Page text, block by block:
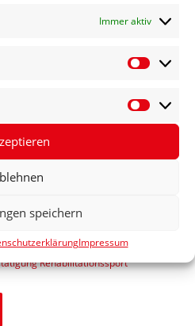
Immer aktiv
speichern
Impressum
Rehabilitationssport